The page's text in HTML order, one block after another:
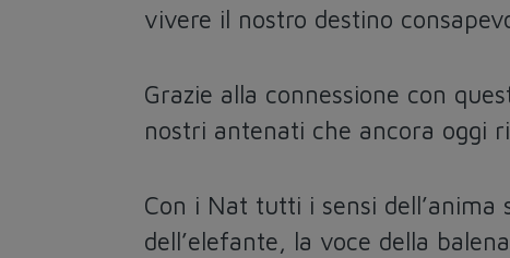
vivere il nostro destino
Grazie alla connessione con
nostri antenati che ancora oggi
Con i Nat tutti i sensi dell’anima
dell’elefante, la voce della